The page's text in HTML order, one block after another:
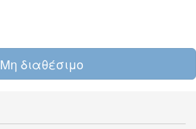
Μη διαθέσιμο